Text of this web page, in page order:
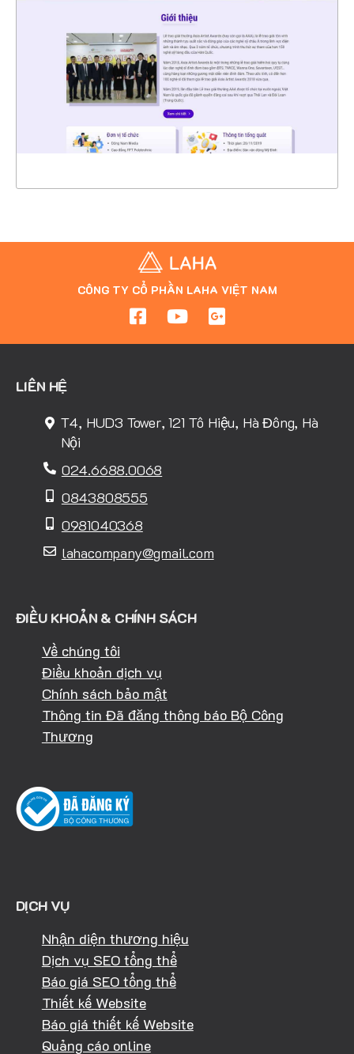
CHI TIẾT
XEM THỰC TẾ
CÔNG TY CỔ PHẦN LAHA VIỆT NAM
LIÊN HỆ
T4, HUD3 Tower, 121 Tô Hiệu, Hà Đông, Hà
Nội
024.6688.0068
0843808555
0981040368
lahacompany@gmail.com
ĐIỀU KHOẢN & CHÍNH SÁCH
Về chúng tôi
Điều khoản dịch vụ
Chính sách bảo mật
Thông tin Đã đăng thông báo Bộ Công
Thương
DỊCH VỤ
Nhận diện thương hiệu
Dịch vụ SEO tổng thể
Báo giá SEO tổng thể
Thiết kế Website
Báo giá thiết kế Website
Quảng cáo online